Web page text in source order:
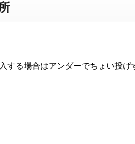
する場合はアンダーでちょい投げ